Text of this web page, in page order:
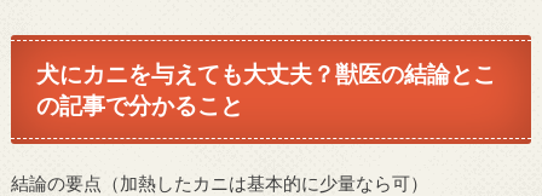
犬にカニを与えても大丈夫？獣医の結論とこ
の記事で分かること
結論の要点（加熱したカニは基本的に少量なら可）